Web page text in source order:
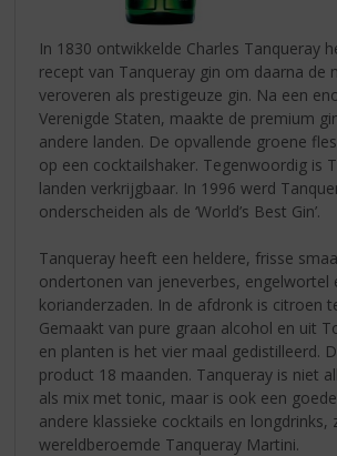
In 1830 ontwikkelde Charles Tanqueray
recept van Tanqueray gin om daarna de
veroveren als prestigeuze gin. Na een
Verenigde Staten, maakte de premium
andere landen. De opvallende groene
op een cocktailshaker. Tegenwoordig is
landen verkrijgbaar. In 1996 werd
onderscheiden als de ‘World’s Best Gin’.
Tanqueray heeft een heldere, frisse
ondertonen van jeneverbes, engelwortel
korianderzaden. In de afdronk is citroen
Gemaakt van pure graan alcohol en uit
en planten is het vier maal gedistilleerd.
product 18 maanden. Tanqueray is niet
als mix met tonic, maar is ook een
andere klassieke cocktails en longdrinks,
wereldberoemde Tanqueray Martini.